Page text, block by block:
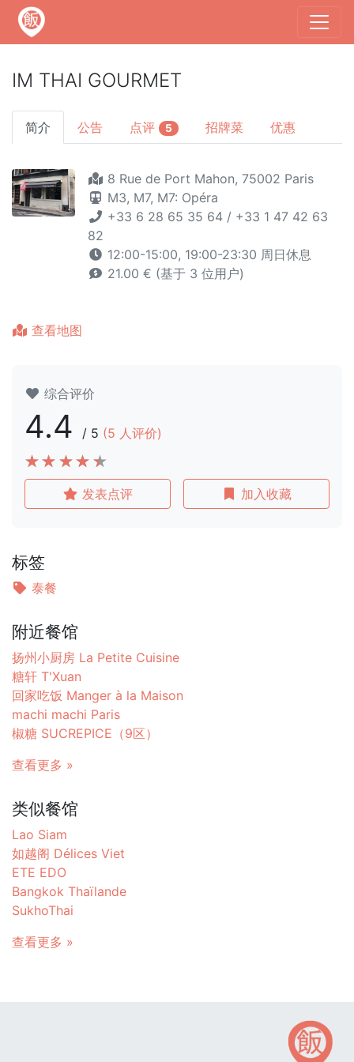
IM THAI GOURMET
简介 公告 点评 5 招牌菜 优惠
8 Rue de Port Mahon, 75002 Paris
M3, M7, M7: Opéra
+33 6 28 65 35 64 / +33 1 47 42 63
82
12:00-15:00, 19:00-23:30 周日休息
21.00 € (基于 3 位用户)
查看地图
综合评价
4.4 / 5 (5 人评价)
发表点评 加入收藏
标签
泰餐
附近餐馆
扬州小厨房 La Petite Cuisine
糖轩 T'Xuan
回家吃饭 Manger à la Maison
machi machi Paris
椒糖 SUCREPICE（9区）
查看更多 »
类似餐馆
Lao Siam
如越阁 Délices Viet
ETE EDO
Bangkok Thaïlande
SukhoThai
查看更多 »